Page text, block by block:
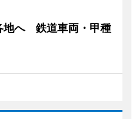
地へ 鉄道車両・甲種